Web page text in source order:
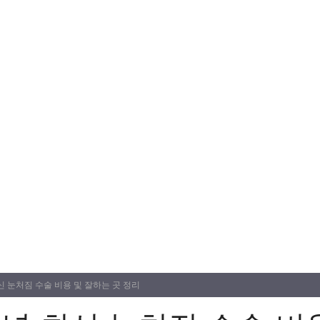
눈처짐 수술 비용 및 잘하는 곳 정리